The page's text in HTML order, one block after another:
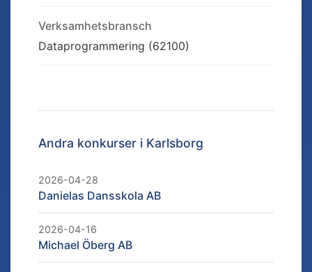
Verksamhetsbransch
Dataprogrammering (62100)
Andra konkurser i Karlsborg
2026-04-28
Danielas Dansskola AB
2026-04-16
Michael Öberg AB